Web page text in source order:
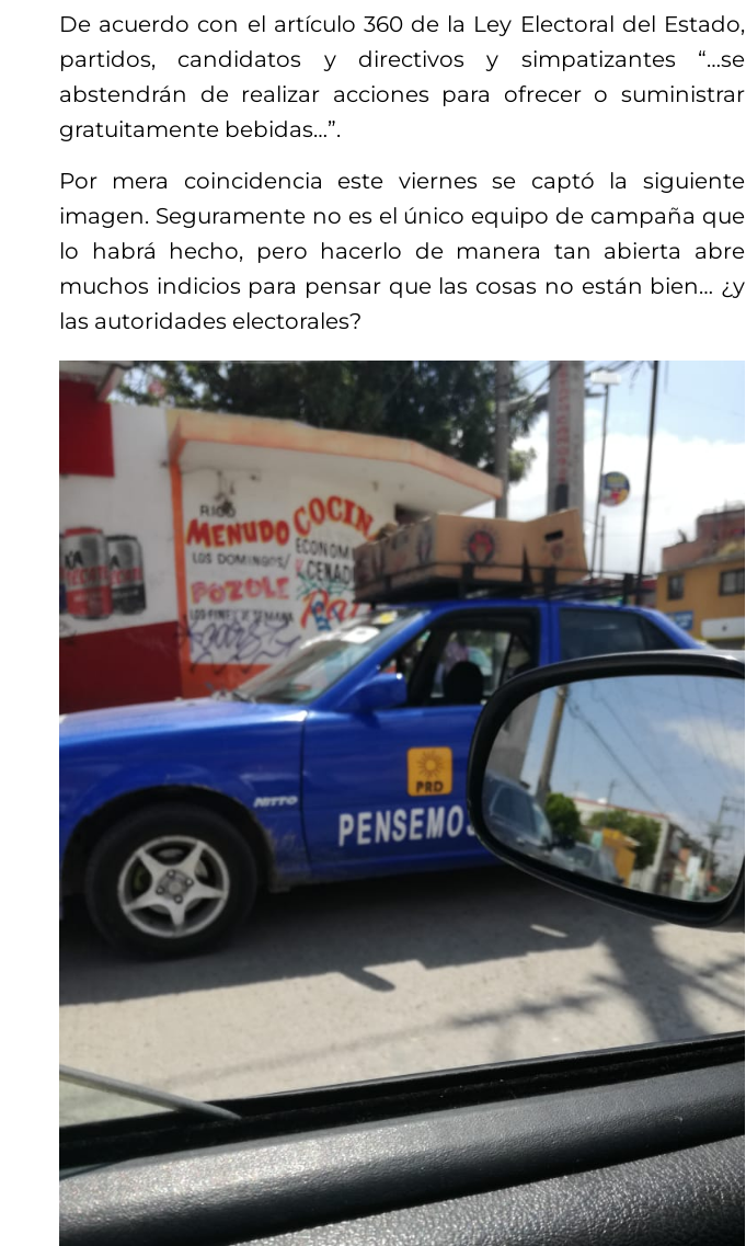
De acuerdo con el artículo 360 de la Ley Electoral del Estado,
partidos, candidatos y directivos y simpatizantes “…se
abstendrán de realizar acciones para ofrecer o suministrar
gratuitamente bebidas…”.
Por mera coincidencia este viernes se captó la siguiente
imagen. Seguramente no es el único equipo de campaña que
lo habrá hecho, pero hacerlo de manera tan abierta abre
muchos indicios para pensar que las cosas no están bien… ¿y
las autoridades electorales?